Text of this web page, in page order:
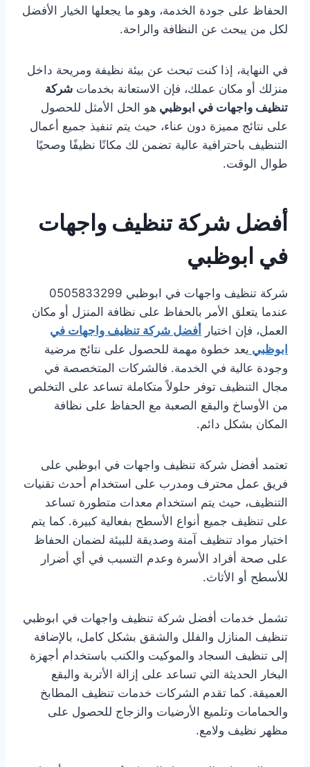
الحفاظ على جودة الخدمة، وهو ما يجعلها الخيار الأفضل
لكل من يبحث عن النظافة والراحة.
في النهاية، إذا كنت تبحث عن بيئة نظيفة ومريحة داخل
منزلك أو مكان عملك، فإن الاستعانة بخدمات شركة
تنظيف واجهات في ابوظبي هو الحل الأمثل للحصول
على نتائج مميزة دون عناء، حيث يتم تنفيذ جميع أعمال
التنظيف باحترافية عالية تضمن لك مكانًا نظيفًا وصحيًا
طوال الوقت.
أفضل شركة تنظيف واجهات
في ابوظبي
عندما يتعلق الأمر بالحفاظ على نظافة المنزل أو مكان
العمل، فإن اختيار
أفضل شركة تنظيف واجهات في
ابوظبي يعد خطوة مهمة للحصول على نتائج مرضية
وجودة عالية في الخدمة. فالشركات المتخصصة في
مجال التنظيف توفر حلولاً متكاملة تساعد على التخلص
من الأوساخ والبقع الصعبة مع الحفاظ على نظافة
المكان بشكل دائم.
تعتمد أفضل شركة تنظيف واجهات في ابوظبي على
فريق عمل محترف ومدرب على استخدام أحدث تقنيات
التنظيف، حيث يتم استخدام معدات متطورة تساعد
على تنظيف جميع أنواع الأسطح بفعالية كبيرة. كما يتم
اختيار مواد تنظيف آمنة وصديقة للبيئة لضمان الحفاظ
على صحة أفراد الأسرة وعدم التسبب في أي أضرار
للأسطح أو الأثاث.
تشمل خدمات أفضل شركة تنظيف واجهات في ابوظبي
تنظيف المنازل والفلل والشقق بشكل كامل، بالإضافة
إلى تنظيف السجاد والموكيت والكنب باستخدام أجهزة
البخار الحديثة التي تساعد على إزالة الأتربة والبقع
العميقة. كما تقدم الشركات خدمات تنظيف المطابخ
والحمامات وتلميع الأرضيات والزجاج للحصول على
مظهر نظيف ولامع.